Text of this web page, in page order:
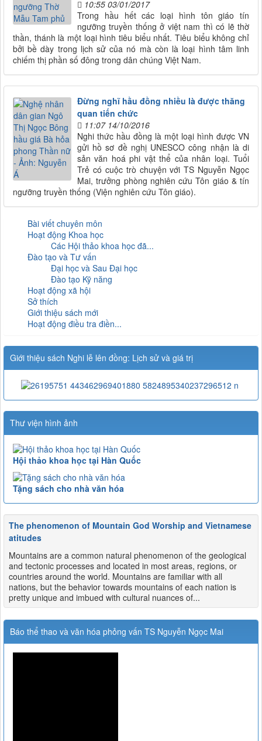
10:55 03/01/2017
Trong hầu hết các loại hình tôn giáo tín
ngưỡng truyền thống ở việt nam thì có lẽ thờ
thần, thánh là một loại hình tiêu biểu nhất. Tiêu biểu không chỉ
bởi bề dày trong lịch sử của nó mà còn là loại hình tâm linh
chiếm thị phần số đông trong dân chúng Việt Nam.
Đừng nghĩ hầu đồng nhiều là được thăng
quan tiến chức
11:07 14/10/2016
Nghi thức hầu đồng là một loại hình được VN
gửi hồ sơ đề nghị UNESCO công nhận là di
sản văn hoá phi vật thể của nhân loại. Tuổi
Trẻ có cuộc trò chuyện với TS Nguyễn Ngọc
Mai, trưởng phòng nghiên cứu Tôn giáo & tín
ngưỡng truyền thống (Viện nghiên cứu Tôn giáo).
Bài viết chuyên môn
Hoạt động Khoa học
Các Hội thảo khoa học đã...
Đào tạo và Tư vấn
Đại học và Sau Đại học
Đào tạo Kỹ năng
Hoạt động xã hội
Sở thích
Giới thiệu sách mới
Hoạt động điều tra điền...
Giới thiệu sách Nghi lễ lên đồng: Lịch sử và giá trị
Thư viện hình ảnh
Hội thảo khoa học tại Hàn Quốc
Tặng sách cho nhà văn hóa
The phenomenon of Mountain God Worship and Vietnamese
atitudes
Mountains are a common natural phenomenon of the geological
and tectonic processes and located in most areas, regions, or
countries around the world. Mountains are familiar with all
nations, but the behavior towards mountains of each nation is
pretty unique and imbued with cultural nuances of...
Báo thể thao và văn hóa phỏng vấn TS Nguyễn Ngọc Mai